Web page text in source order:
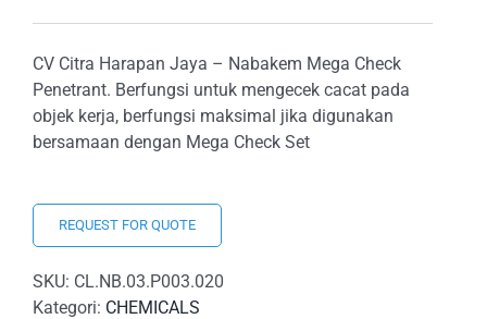
CV Citra Harapan Jaya – Nabakem Mega Check
Penetrant. Berfungsi untuk mengecek cacat pada
objek kerja, berfungsi maksimal jika digunakan
bersamaan dengan Mega Check Set
REQUEST FOR QUOTE
SKU: CL.NB.03.P003.020
Kategori: CHEMICALS